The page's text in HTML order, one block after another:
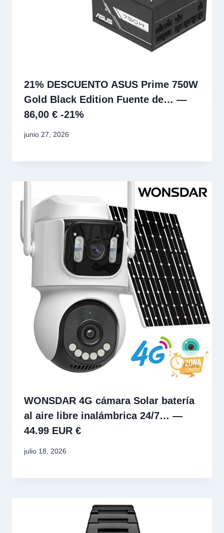
21% DESCUENTO ASUS Prime 750W
Gold Black Edition Fuente de… —
86,00 € -21%
junio 27, 2026
WONSDAR 4G cámara Solar batería
al aire libre inalámbrica 24/7… —
44.99 EUR €
julio 18, 2026